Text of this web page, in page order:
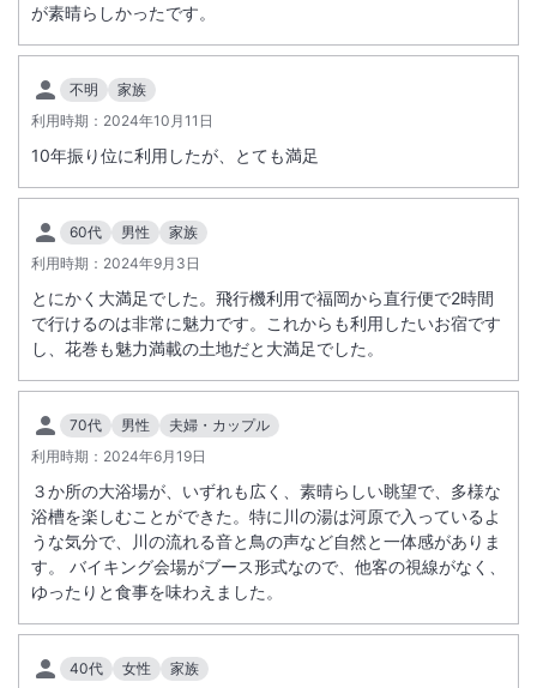
が素晴らしかったです。
不明
家族
利用時期： 2024年10月11日
10年振り位に利用したが、とても満足
60代 男性
家族
利用時期： 2024年9月3日
とにかく大満足でした。飛行機利用で福岡から直行便で2時間
で行けるのは非常に魅力です。これからも利用したいお宿です
し、花巻も魅力満載の土地だと大満足でした。
70代 男性
夫婦・カップル
利用時期： 2024年6月19日
３か所の大浴場が、いずれも広く、素晴らしい眺望で、多様な
浴槽を楽しむことができた。特に川の湯は河原で入っているよ
うな気分で、川の流れる音と鳥の声など自然と一体感がありま
す。 バイキング会場がブース形式なので、他客の視線がなく、
ゆったりと食事を味わえました。
40代 女性
家族